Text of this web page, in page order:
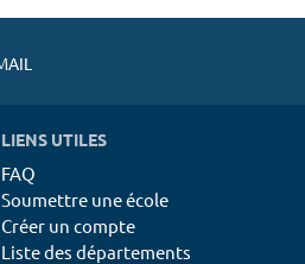
LIENS UTILES
FAQ
Soumettre une école
Créer un compte
Liste des départements